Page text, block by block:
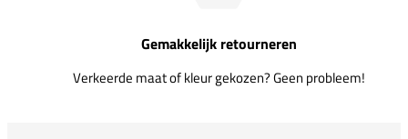
Gemakkelijk retourneren
Verkeerde maat of kleur gekozen? Geen probleem!